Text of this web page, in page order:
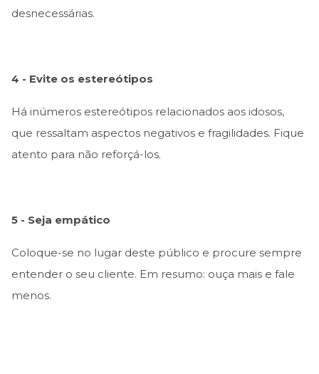
desnecessárias.
4 - Evite os estereótipos
Há inúmeros estereótipos relacionados aos idosos,
que ressaltam aspectos negativos e fragilidades. Fique
atento para não reforçá-los.
5 - Seja empático
Coloque-se no lugar deste público e procure sempre
entender o seu cliente. Em resumo: ouça mais e fale
menos.